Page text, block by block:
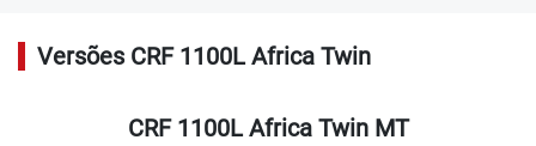
Versões CRF 1100L Africa Twin
CRF 1100L Africa Twin MT